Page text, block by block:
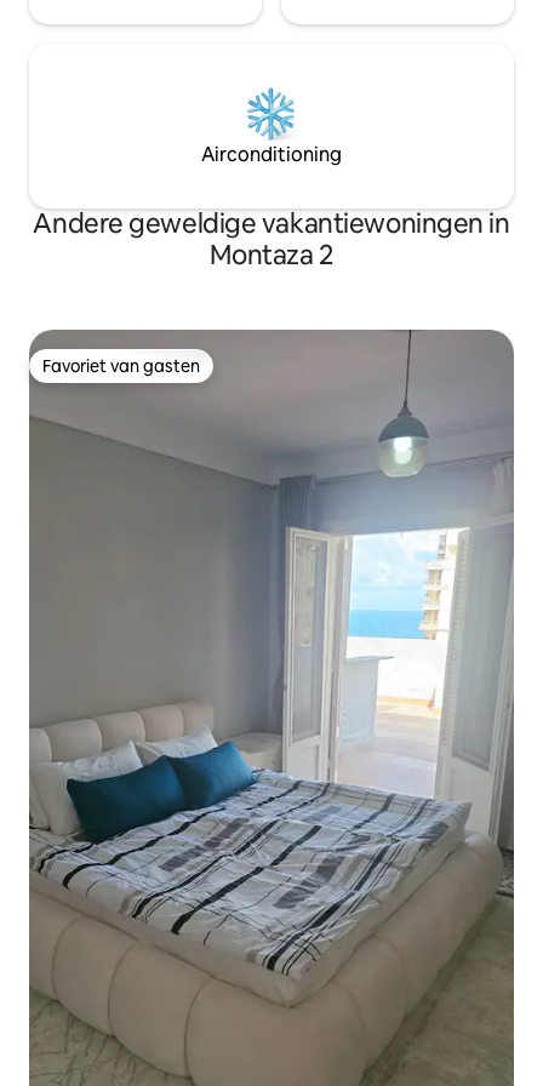
Airconditioning
Andere geweldige vakantiewoningen in
Montaza 2
Favoriet van gasten
Favoriet van gasten